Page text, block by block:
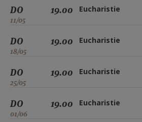
DO
11/05
19.00 Eucharistie
DO
18/05
19.00 Eucharistie
DO
25/05
19.00 Eucharistie
DO
01/06
19.00 Eucharistie